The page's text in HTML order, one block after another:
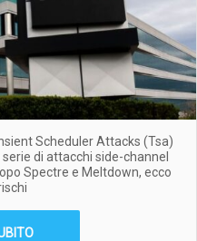
Scheduler Attacks (Tsa)
di attacchi side-channel
Spectre e Meltdown, ecco